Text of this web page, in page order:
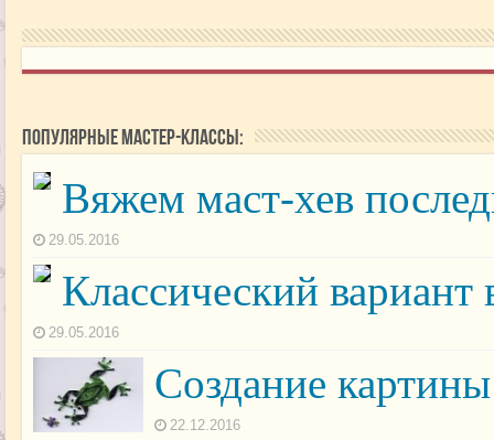
Популярные мастер-классы:
Вяжем маст-хев
29.05.2016
Классический вариант
29.05.2016
Создание
22.12.2016